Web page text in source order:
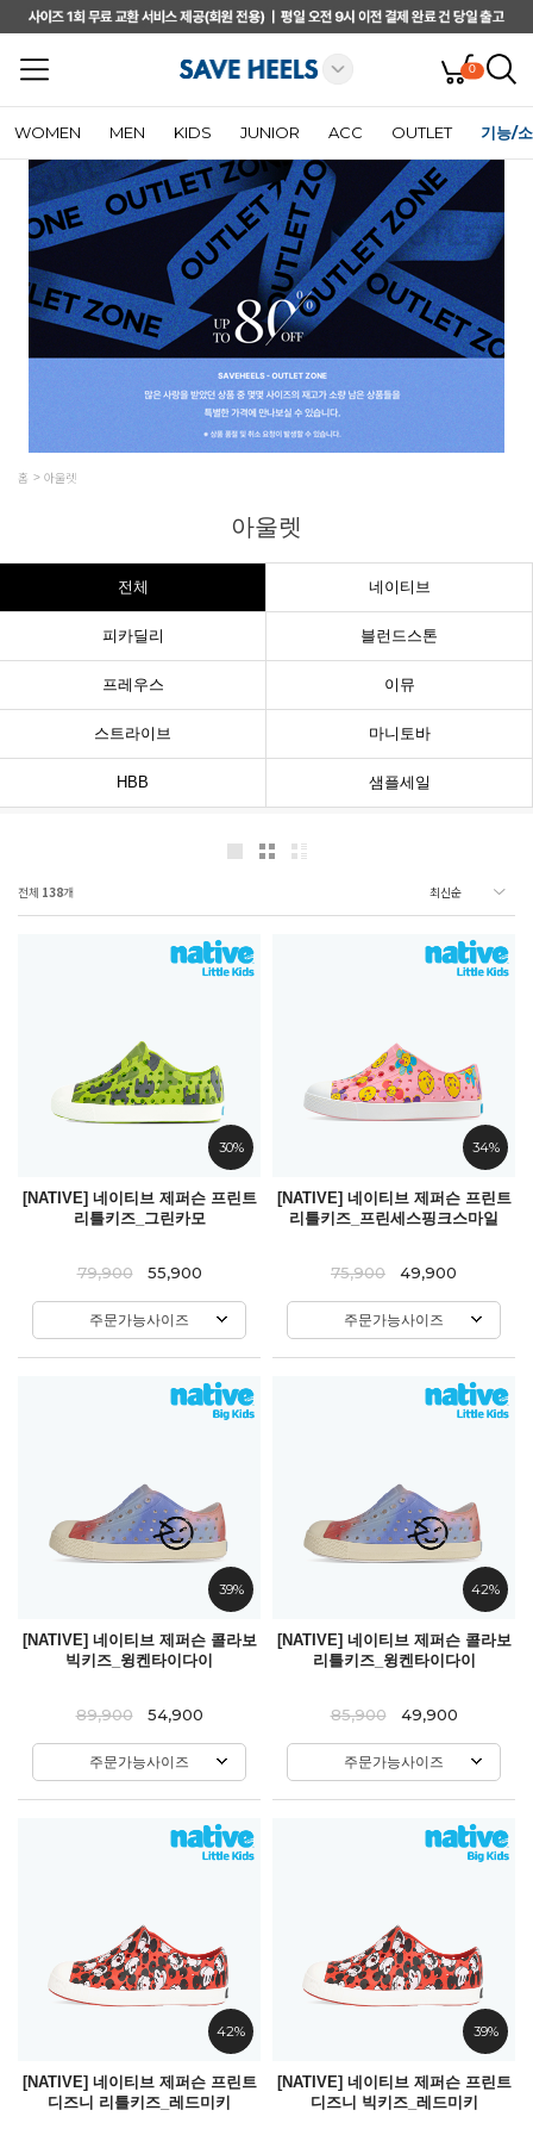
0
WOMEN MEN KIDS JUNIOR ACC OUTLET 기능/
홈 아울렛
아울렛
전체 네이티브
피카딜리 블런드스톤
프레우스 이뮤
스트라이브 마니토바
HBB 샘플세일
전체 138개
30%
[NATIVE] 네이티브 제퍼슨 프린트
리틀키즈_그린카모
79,900 55,900
주문가능사이즈
34%
[NATIVE] 네이티브 제퍼슨 프린트
리틀키즈_프린세스핑크스마일
75,900 49,900
주문가능사이즈
39%
[NATIVE] 네이티브 제퍼슨 콜라보
빅키즈_윙켄타이다이
89,900 54,900
주문가능사이즈
42%
[NATIVE] 네이티브 제퍼슨 콜라보
리틀키즈_윙켄타이다이
85,900 49,900
주문가능사이즈
42%
[NATIVE] 네이티브 제퍼슨 프린트
디즈니 리틀키즈_레드미키
39%
[NATIVE] 네이티브 제퍼슨 프린트
디즈니 빅키즈_레드미키